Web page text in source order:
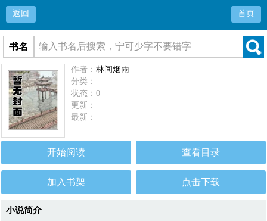
返回 首页
书名
作者：林间烟雨
分类：
状态：0
更新：
最新：
开始阅读 查看目录
加入书架 点击下载
小说简介